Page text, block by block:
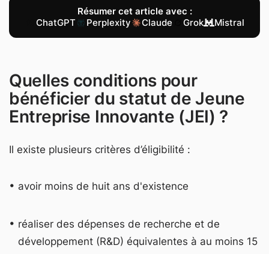
Résumer cet article avec :
ChatGPT
Perplexity Claude Grok Mistral
Quelles conditions pour
bénéficier du statut de Jeune
Entreprise Innovante (JEI) ?
Il existe plusieurs critères d’éligibilité :
avoir moins de huit ans d'existence
réaliser des dépenses de recherche et de
développement (R&D) équivalentes à au moins 15